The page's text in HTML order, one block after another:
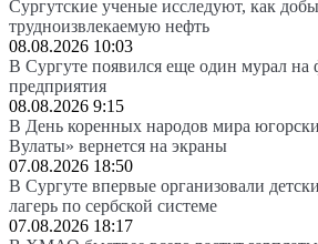
Сургутские ученые исследуют, как
трудноизвлекаемую нефть
08.08.2026 10:03
В Сургуте появился еще один мурал на
предприятия
08.08.2026 9:15
В День коренных народов мира
Вулаты» вернется на экраны
07.08.2026 18:50
В Сургуте впервые организовали
лагерь по сербской системе
07.08.2026 18:17